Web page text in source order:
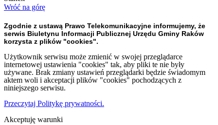
Wróć na górę
Zgodnie z ustawą Prawo Telekomunikacyjne informujemy, że
serwis Biuletynu Informacji Publicznej Urzędu Gminy Raków
korzysta z plików "cookies".
Użytkownik serwisu może zmienić w swojej przeglądarce
internetowej ustawienia "cookies" tak, aby pliki te nie były
używane. Brak zmiany ustawień przeglądarki będzie świadomym
aktem woli i akceptacji plików "cookies" pochodzących z
niniejszego serwisu.
Przeczytaj Politykę prywatności.
Akceptuję warunki